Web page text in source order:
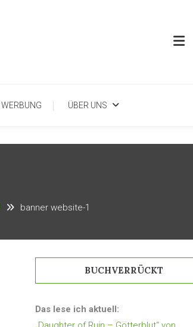
WERBUNG ÜBER UNS
banner website-1
BUCHVERRÜCKT
Das lese ich aktuell: